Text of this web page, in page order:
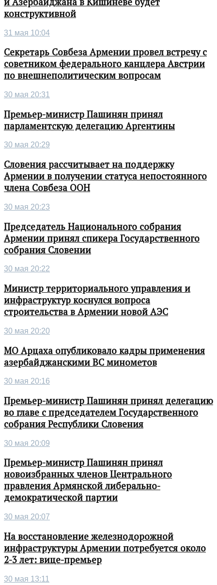
конструктивной
31 мая 10:04
Секретарь Совбеза Армении провел встречу с
советником федерального канцлера Австрии
по внешнеполитическим вопросам
30 мая 20:31
Премьер-министр Пашинян принял
парламентскую делегацию Аргентины
30 мая 20:29
Словения рассчитывает на поддержку
Армении в получении статуса непостоянного
члена Совбеза ООН
30 мая 20:23
Председатель Национального собрания
Армении принял спикера Государственного
собрания Словении
30 мая 20:22
Министр территориального управления и
инфраструктур коснулся вопроса
строительства в Армении новой АЭС
30 мая 20:20
МО Арцаха опубликовало кадры применения
азербайджанскими ВС минометов
30 мая 20:16
Премьер-министр Пашинян принял делегацию
во главе с председателем Государственного
собрания Республики Словения
30 мая 20:09
Премьер-министр Пашинян принял
новоизбранных членов Центрального
правления Армянской либерально-
демократической партии
30 мая 20:07
На восстановление железнодорожной
инфраструктуры Армении потребуется около
2-3 лет: вице-премьер
30 мая 13:11